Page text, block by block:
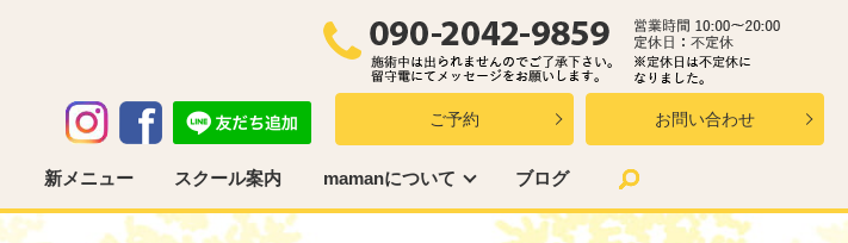
お問い合わせ
ご予約
新メニュー スクール案内 mamanについて ブログ